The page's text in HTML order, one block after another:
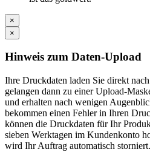
×
×
Hinweis zum Daten-Upload
Ihre Druckdaten laden Sie direkt
gelangen dann zu einer Upload-
und erhalten nach wenigen
bekommen einen Fehler in Ihren
können die Druckdaten für Ihr
sieben Werktagen im Kundenkonto
wird Ihr Auftrag automatisch storniert.